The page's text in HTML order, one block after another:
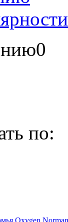
0
по: